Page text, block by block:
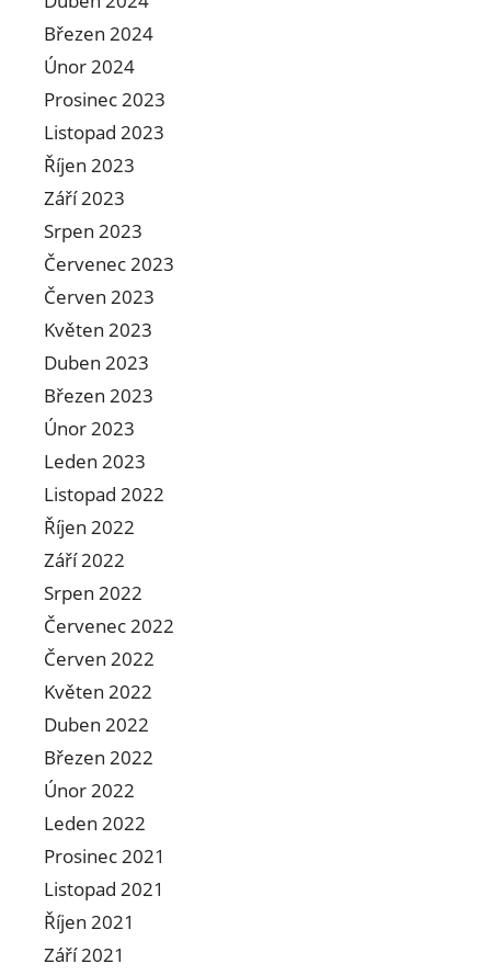
Březen 2024
Únor 2024
Prosinec 2023
Listopad 2023
Říjen 2023
Září 2023
Srpen 2023
Červenec 2023
Červen 2023
Květen 2023
Duben 2023
Březen 2023
Únor 2023
Leden 2023
Listopad 2022
Říjen 2022
Září 2022
Srpen 2022
Červenec 2022
Červen 2022
Květen 2022
Duben 2022
Březen 2022
Únor 2022
Leden 2022
Prosinec 2021
Listopad 2021
Říjen 2021
Září 2021